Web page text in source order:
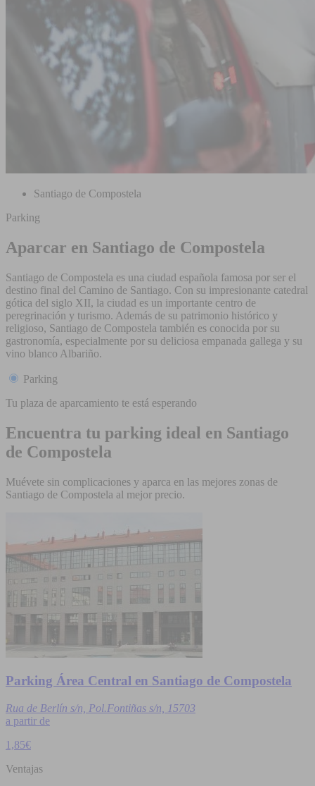
Santiago de Compostela
Parking
Aparcar en Santiago de Compostela
Santiago de Compostela es una ciudad española famosa por ser el
destino final del Camino de Santiago. Con su impresionante catedral
gótica del siglo XII, la ciudad es un importante centro de
peregrinación y turismo. Además de su patrimonio histórico y
religioso, Santiago de Compostela también es conocida por su
gastronomía, especialmente por su deliciosa empanada gallega y su
vino blanco Albariño.
Parking
Tu plaza de aparcamiento te está esperando
Encuentra tu parking ideal en Santiago
de Compostela
Muévete sin complicaciones y aparca en las mejores zonas de
Santiago de Compostela al mejor precio.
Parking Área Central en Santiago de Compostela
Rua de Berlín s/n, Pol.Fontiñas s/n, 15703
a partir de
1,85€
Ventajas